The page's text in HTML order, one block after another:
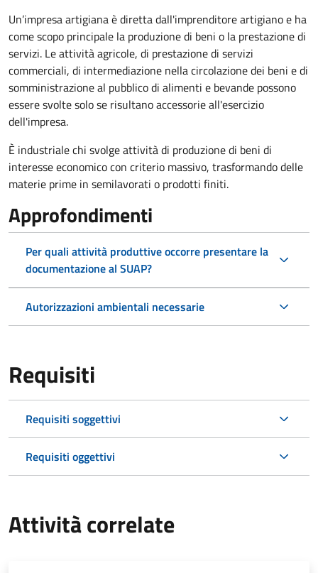
Un’impresa artigiana è diretta dall'imprenditore artigiano e ha
come scopo principale la produzione di beni o la prestazione di
servizi. Le attività agricole, di prestazione di servizi
commerciali, di intermediazione nella circolazione dei beni e di
somministrazione al pubblico di alimenti e bevande possono
essere svolte solo se risultano accessorie all'esercizio
dell'impresa.
È industriale chi svolge attività di produzione di beni di
interesse economico con criterio massivo, trasformando delle
materie prime in semilavorati o prodotti finiti.
Approfondimenti
Per quali attività produttive occorre presentare la
documentazione al SUAP?
Autorizzazioni ambientali necessarie
Requisiti
Requisiti soggettivi
Requisiti oggettivi
Attività correlate